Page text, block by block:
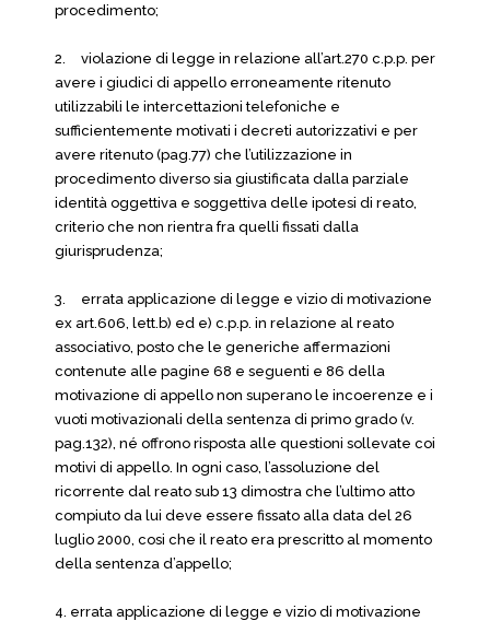
procedimento;
2.
violazione di legge in relazione all’art.270 c.p.p. per
avere i giudici di appello erroneamente ritenuto
utilizzabili le intercettazioni telefoniche e
sufficientemente motivati i decreti autorizzativi e per
avere ritenuto (pag.77) che l’utilizzazione in
procedimento diverso sia giustificata dalla parziale
identità oggettiva e soggettiva delle ipotesi di reato,
criterio che non rientra fra quelli fissati dalla
giurisprudenza;
3.
errata applicazione di legge e vizio di motivazione
ex art.606, lett.b) ed e) c.p.p. in relazione al reato
associativo, posto che le generiche affermazioni
contenute alle pagine 68 e seguenti e 86 della
motivazione di appello non superano le incoerenze e i
vuoti motivazionali della sentenza di primo grado (v.
pag.132), né offrono risposta alle questioni sollevate coi
motivi di appello. In ogni caso, l’assoluzione del
ricorrente dal reato sub 13 dimostra che l’ultimo atto
compiuto da lui deve essere fissato alla data del 26
luglio 2000, cosi che il reato era prescritto al momento
della sentenza d’appello;
4. errata applicazione di legge e vizio di motivazione